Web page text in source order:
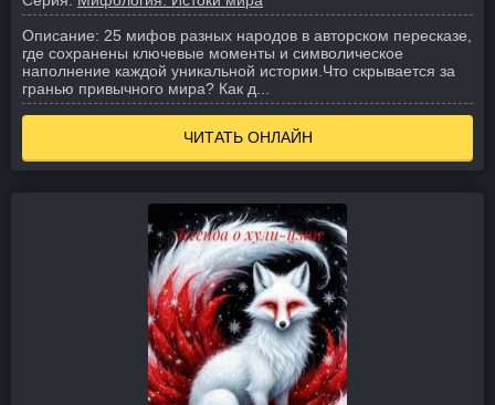
Описание: 25 мифов разных народов в авторском пересказе,
где сохранены ключевые моменты и символическое
наполнение каждой уникальной истории. Что скрывается за
гранью привычного мира? Как д...
ЧИТАТЬ ОНЛАЙН